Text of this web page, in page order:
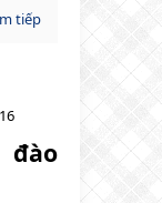
tiếp
đào